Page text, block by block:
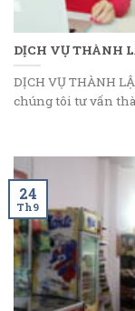
DỊCH VỤ THÀNH
DỊCH VỤ THÀNH
chúng tôi tư vấn
24
Th9